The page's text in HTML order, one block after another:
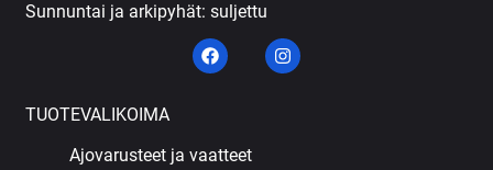
Sunnuntai ja arkipyhät: suljettu
TUOTEVALIKOIMA
Ajovarusteet ja vaatteet